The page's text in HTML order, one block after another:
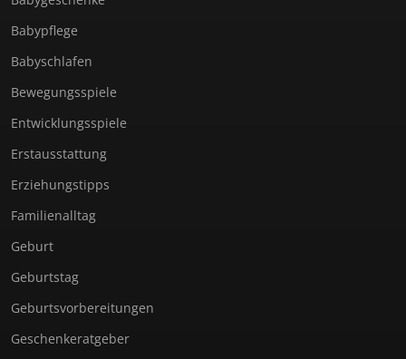
Babypflege
Babyschlafen
Bewegungsspiele
Entwicklungsspiele
Erstausstattung
Erziehungstipps
Familienalltag
Geburt
Geburtstag
Geburtsvorbereitungen
Geschenkeratgeber